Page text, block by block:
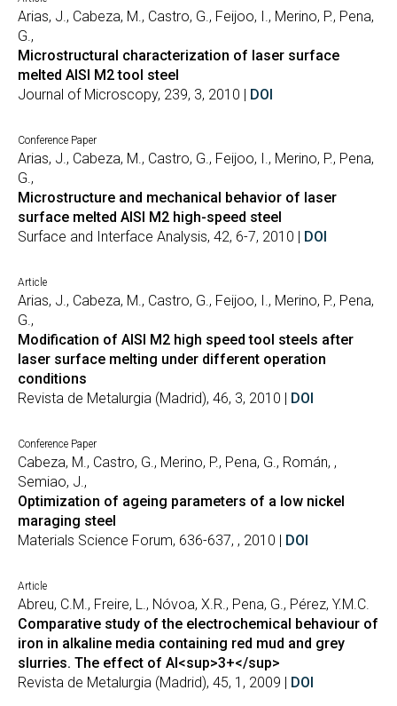
Arias, J., Cabeza, M., Castro, G., Feijoo, I., Merino, P., Pena,
G.,
Microstructural characterization of laser surface
melted AISI M2 tool steel
Journal of Microscopy, 239, 3, 2010 | DOI
Conference Paper
Arias, J., Cabeza, M., Castro, G., Feijoo, I., Merino, P., Pena,
G.,
Microstructure and mechanical behavior of laser
surface melted AISI M2 high-speed steel
Surface and Interface Analysis, 42, 6-7, 2010 | DOI
Article
Arias, J., Cabeza, M., Castro, G., Feijoo, I., Merino, P., Pena,
G.,
Modification of AISI M2 high speed tool steels after
laser surface melting under different operation
conditions
Revista de Metalurgia (Madrid), 46, 3, 2010 | DOI
Conference Paper
Cabeza, M., Castro, G., Merino, P., Pena, G., Román, ,
Semiao, J.,
Optimization of ageing parameters of a low nickel
maraging steel
Materials Science Forum, 636-637, , 2010 | DOI
Article
Abreu, C.M., Freire, L., Nóvoa, X.R., Pena, G., Pérez, Y.M.C.
Comparative study of the electrochemical behaviour of
iron in alkaline media containing red mud and grey
slurries. The effect of Al<sup>3+</sup>
Revista de Metalurgia (Madrid), 45, 1, 2009 | DOI